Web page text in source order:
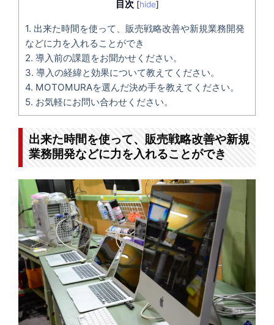
目次 [hide]
1. 出来た時間を使って、販売戦略改善や新規業務開発
などに力を入れることができ
2. 導入前の課題をお聞かせください。
3. 導入の経緯と効果について教えてください。
4. MOTOMURAを選んだ決め手を教えてください。
5. お気軽にお問い合わせください。
出来た時間を使って、販売戦略改善や新規
業務開発などに力を入れることができ